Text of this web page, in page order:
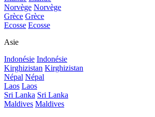
Norvège Norvège
Grèce Grèce
Ecosse Ecosse
Asie
Indonésie Indonésie
Kirghizistan Kirghizistan
Népal Népal
Laos Laos
Sri Lanka Sri Lanka
Maldives Maldives